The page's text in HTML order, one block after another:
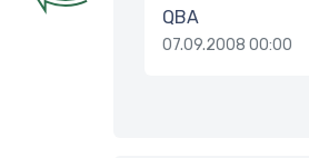
QBA
07.09.2008 00:00